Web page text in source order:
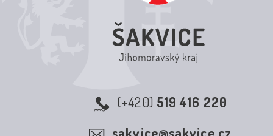
(+420) 519 416 220
sakvice@sakvice.cz